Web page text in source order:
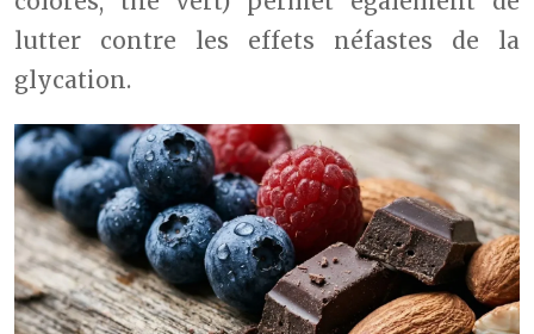
lutter contre les effets néfastes de la
glycation.